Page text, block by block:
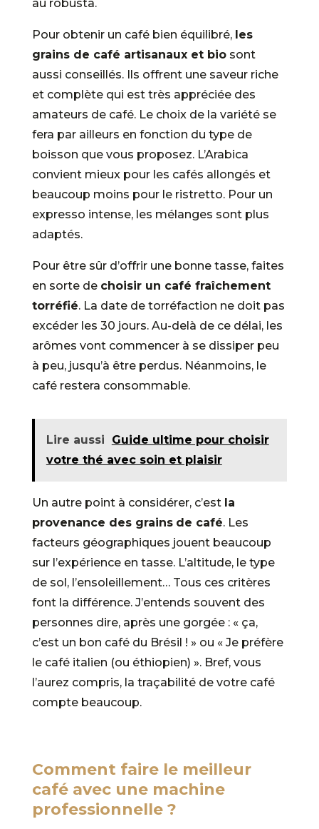
au robusta.
Pour obtenir un café bien équilibré, les
grains de café artisanaux et biosont
aussi conseillés. Ils offrent une saveur riche
et complète qui est très appréciée des
amateurs de café. Le choix de la variété se
fera par ailleurs en fonction du type de
boisson que vous proposez. L’Arabica
convient mieux pour les cafés allongés et
beaucoup moins pour le ristretto. Pour un
expresso intense, les mélanges sont plus
adaptés.
Pour être sûr d’offrir une bonne tasse, faites
en sorte de choisir un café fraîchement
torréfié. La date de torréfaction ne doit pas
excéder les 30 jours. Au-delà de ce délai, les
arômes vont commencer à se dissiper peu
à peu, jusqu’à être perdus. Néanmoins, le
café restera consommable.
Lire aussi
Guide ultime pour choisir
votre thé avec soin et plaisir
Un autre point à considérer, c’est la
provenance des grains de café. Les
facteurs géographiques jouent beaucoup
sur l’expérience en tasse. L’altitude, le type
de sol, l’ensoleillement… Tous ces critères
font la différence. J’entends souvent des
personnes dire, après une gorgée : « ça,
c’est un bon café du Brésil ! » ou « Je préfère
le café italien (ou éthiopien) ». Bref, vous
l’aurez compris, la traçabilité de votre café
compte beaucoup.
Comment faire le meilleur
café avec une machine
professionnelle ?